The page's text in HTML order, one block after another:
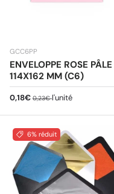
GCC6PP
ENVELOPPE ROSE PÂLE
114X162 MM (C6)
Prix soldé
0,18€ Prix habituel
0,23€l'unité
6% réduit